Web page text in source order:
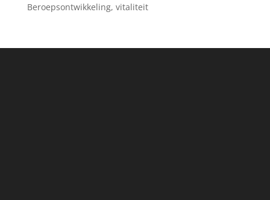
Beroepsontwikkeling, vitaliteit